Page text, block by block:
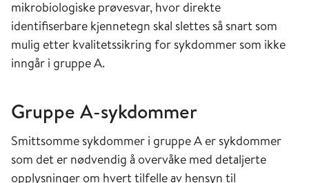
distriktslegen) i pasientens bostedskommune. I
tillegg melder laboratorier tilfeller direkte til
Folkehelseinstituttet. Fram til 1998 var det i
MSISogså et meldingssystem hvor utvalgte
hver uke sendte inn meldingskort.
Det sentrale tuberkuloseregister ble opprettet i
1962 og lagt til Statens
mikrobiologiske prøvesvar, hvor direkte
identifiserbare kjennetegn skal slettes så snart som
mulig etter kvalitetssikring for sykdommer som ikke
inngår i gruppe A.
Gruppe A-sykdommer
Smittsomme sykdommer i gruppe A er sykdommer
som det er nødvendig å overvåke med detaljerte
opplysninger om hvert tilfelle av hensyn til